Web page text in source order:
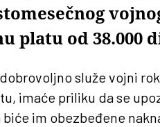
platu od 38.000
služe vojni
imaće priliku da se
im obezbeđene